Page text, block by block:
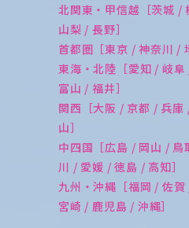
北関東・甲信越［茨城 /
山梨 / 長野］
首都圏［東京 / 神奈川 /
東海・北陸［愛知 / 岐
富山 / 福井］
関西［大阪 / 京都 / 兵
山］
中四国［広島 / 岡山 /
川 / 愛媛 / 徳島 / 高知］
九州・沖縄［福岡 / 佐
宮崎 / 鹿児島 / 沖縄］